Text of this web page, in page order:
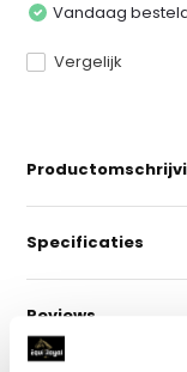
Vandaag
Vergelijk
Specificaties
Reviews